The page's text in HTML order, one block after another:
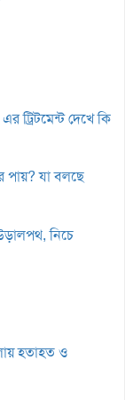
ট্রিটমেন্ট দেখে কি
পায়? যা বলছে
নিচে
হতাহত ও